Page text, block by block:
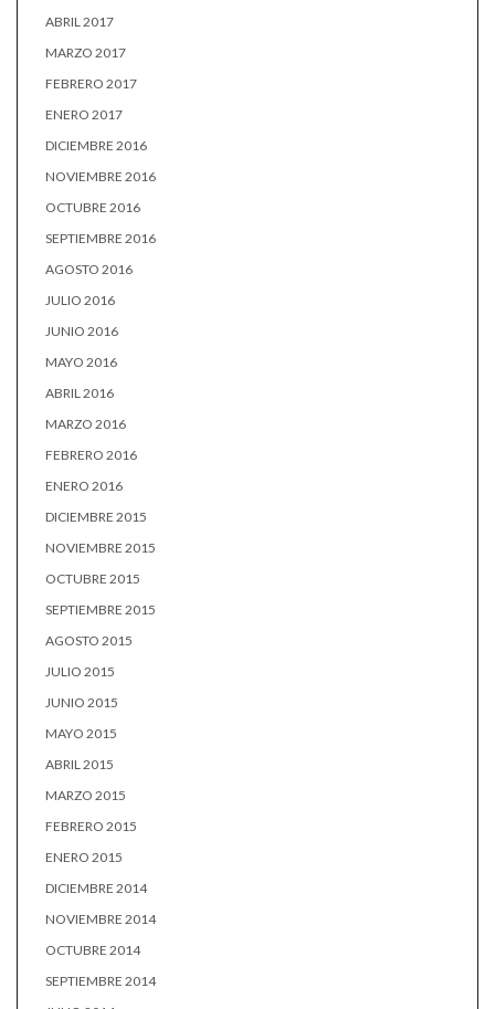
ABRIL 2017
MARZO 2017
FEBRERO 2017
ENERO 2017
DICIEMBRE 2016
NOVIEMBRE 2016
OCTUBRE 2016
SEPTIEMBRE 2016
AGOSTO 2016
JULIO 2016
JUNIO 2016
MAYO 2016
ABRIL 2016
MARZO 2016
FEBRERO 2016
ENERO 2016
DICIEMBRE 2015
NOVIEMBRE 2015
OCTUBRE 2015
SEPTIEMBRE 2015
AGOSTO 2015
JULIO 2015
JUNIO 2015
MAYO 2015
ABRIL 2015
MARZO 2015
FEBRERO 2015
ENERO 2015
DICIEMBRE 2014
NOVIEMBRE 2014
OCTUBRE 2014
SEPTIEMBRE 2014